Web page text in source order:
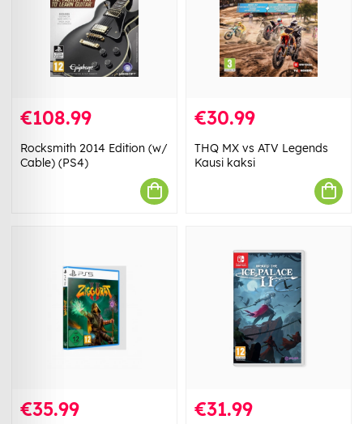
€108.99
Rocksmith 2014 Edition (w/
Cable) (PS4)
€30.99
THQ MX vs ATV Legends
Kausi kaksi
€35.99 €31.99